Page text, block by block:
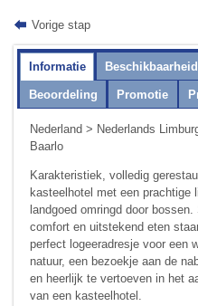
Vorige stap
Informatie Beschikbaarheid
Beoordeling Promotie
Nederland > Nederlands
Baarlo
Karakteristiek, volledig
kasteelhotel met een prachtige
landgoed omringd door
comfort en uitstekend eten
perfect logeeradresje voor een
natuur, een bezoekje aan de
en heerlijk te vertoeven in het
van een kasteelhotel.